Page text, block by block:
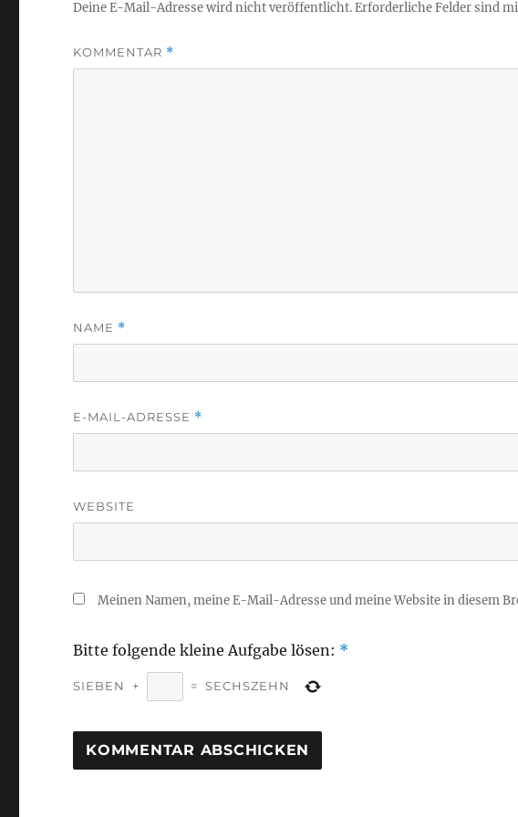
Deine E-Mail-Adresse wird nicht veröffentlicht.Erforderliche Felder sind
KOMMENTAR *
NAME *
E-MAIL-ADRESSE *
WEBSITE
Meinen Namen, meine E-Mail-Adresse und meine Website in diesem
Bitte folgende kleine Aufgabe lösen: *
SIEBEN + = SECHSZEHN